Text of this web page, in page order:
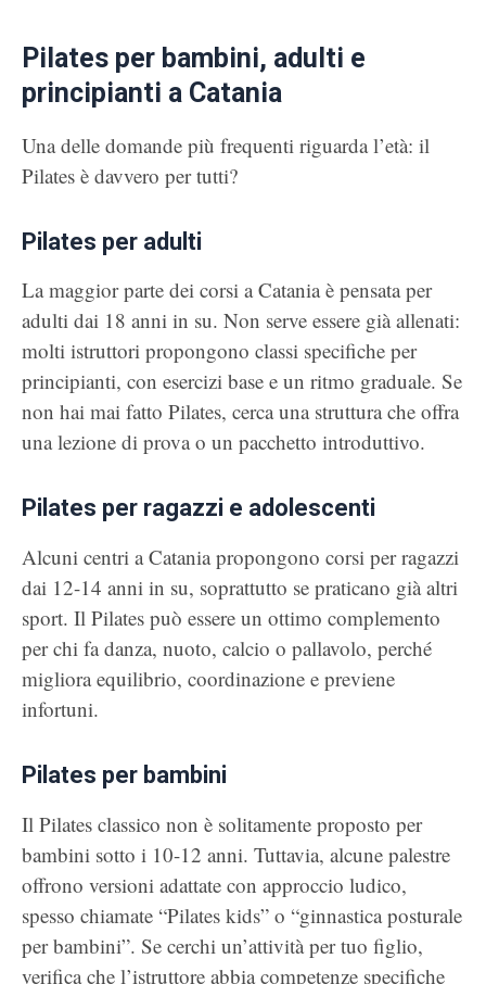
Pilates per bambini, adulti e
principianti a Catania
Una delle domande più frequenti riguarda l’età: il
Pilates è davvero per tutti?
Pilates per adulti
La maggior parte dei corsi a Catania è pensata per
adulti dai 18 anni in su. Non serve essere già allenati:
molti istruttori propongono classi specifiche per
principianti, con esercizi base e un ritmo graduale. Se
non hai mai fatto Pilates, cerca una struttura che offra
una lezione di prova o un pacchetto introduttivo.
Pilates per ragazzi e adolescenti
Alcuni centri a Catania propongono corsi per ragazzi
dai 12-14 anni in su, soprattutto se praticano già altri
sport. Il Pilates può essere un ottimo complemento
per chi fa danza, nuoto, calcio o pallavolo, perché
migliora equilibrio, coordinazione e previene
infortuni.
Pilates per bambini
Il Pilates classico non è solitamente proposto per
bambini sotto i 10-12 anni. Tuttavia, alcune palestre
offrono versioni adattate con approccio ludico,
spesso chiamate “Pilates kids” o “ginnastica posturale
per bambini”. Se cerchi un’attività per tuo figlio,
verifica che l’istruttore abbia competenze specifiche